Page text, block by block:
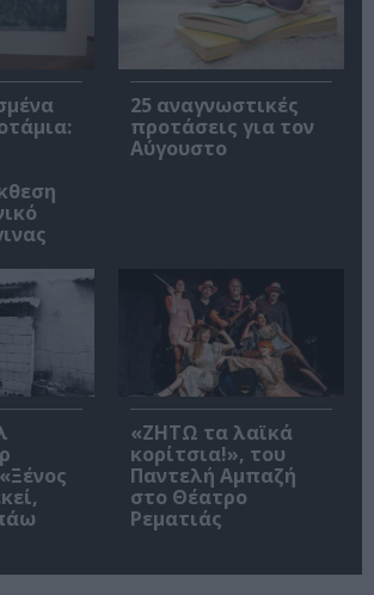
25 αναγνωστικές
προτάσεις για τον
Αύγουστο
«ΖΗΤΩ τα λαϊκά
κορίτσια!», του
Παντελή Αμπαζή
στο Θέατρο
Ρεματιάς